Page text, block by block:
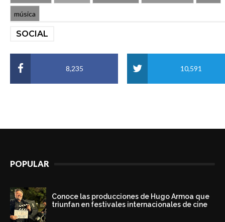
música
SOCIAL
8,235 10,591
POPULAR
Conoce las producciones de Hugo Armoa que
triunfan en festivales internacionales de cine